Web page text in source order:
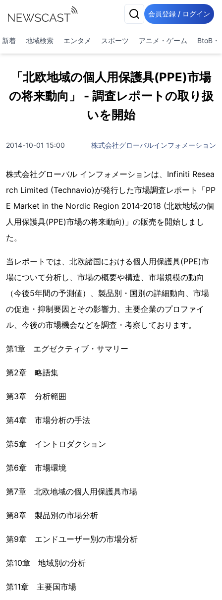
会員登録 / ログイン
新着 地域検索 エンタメ スポーツ アニメ・ゲーム BtoB・
「北欧地域の個人用保護具(PPE)市場
の将来動向」 - 調査レポートの取り扱
いを開始
2014-10-01 15:00 株式会社グローバルインフォメーション
株式会社グローバル インフォメーションは、Infiniti Resea
rch Limited (Technavio)が発行した市場調査レポート「PP
E Market in the Nordic Region 2014-2018 (北欧地域の個
人用保護具(PPE)市場の将来動向)」の販売を開始しまし
た。
当レポートでは、北欧諸国における個人用保護具(PPE)市
場について分析し、市場の概要や構造、市場規模の動向
（今後5年間の予測値）、製品別・国別の詳細動向、市場
の促進・抑制要因とその影響力、主要企業のプロファイ
ル、今後の市場機会などを調査・考察しております。
第1章 エグゼクティブ・サマリー
第2章 略語集
第3章 分析範囲
第4章 市場分析の手法
第5章 イントロダクション
第6章 市場環境
第7章 北欧地域の個人用保護具市場
第8章 製品別の市場分析
第9章 エンドユーザー別の市場分析
第10章 地域別の分析
第11章 主要国市場